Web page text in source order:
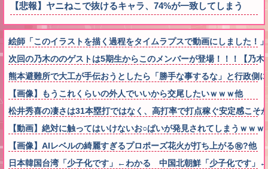
【悲報】ヤニねこで抜けるキャラ、74%が一致してしまう
絵師「このイラストを描く過程をタイムラプスで動画にしました！
次回の乃木ののゲストは5期生からこのメンバーが登場！！！【乃木
熊本避難所で大工が手伝おうとしたら「勝手な事するな」と行政
【画像】もうこれくらいの外人でいいから交尾したいｗｗｗ他
松井秀喜の凄さは31本塁打ではなく、高打率で打点稼ぐ安定感こそ
【動画】絶対に触ってはいけないお○ぱいが発見されてしまうｗｗｗ
【画像】AIレベルの綺麗すぎるプロポーズ花火が打ち上がる㊗?他
日本韓国台湾「少子化です」←わかる 中国北朝鮮「少子化です」